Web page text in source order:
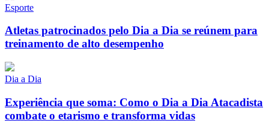
Esporte
Atletas patrocinados pelo Dia a Dia se reúnem para
treinamento de alto desempenho
Dia a Dia
Experiência que soma: Como o Dia a Dia Atacadista
combate o etarismo e transforma vidas